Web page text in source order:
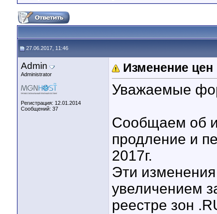
27.06.2017, 11:46
Admin
Administrator
Регистрация: 12.01.2014
Сообщений: 37
Изменение цен
Уважаемые
Сообщаем об
продление и
2017г.
Эти
увеличением
реестре зон